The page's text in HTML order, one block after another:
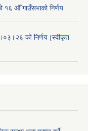
१६ औँ गाउँसभाको निर्णय
को निर्णय (स्वीकृत